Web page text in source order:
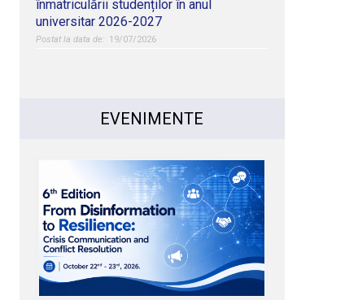
înmatriculării studenților în anul
universitar 2026-2027
19/07/2026
EVENIMENTE